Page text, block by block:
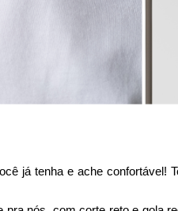
já tenha e ache confortável!